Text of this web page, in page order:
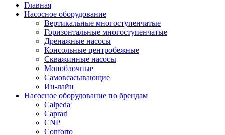
Главная
Насосное оборудование
Вертикальные многоступенчатые
Горизонтальные многоступенчатые
Дренажные насосы
Консольные центробежные
Скважинные насосы
Моноблочные
Самовсасывающие
Ин-лайн
Насосное оборудование по брендам
Calpeda
Caprari
CNP
Conforto